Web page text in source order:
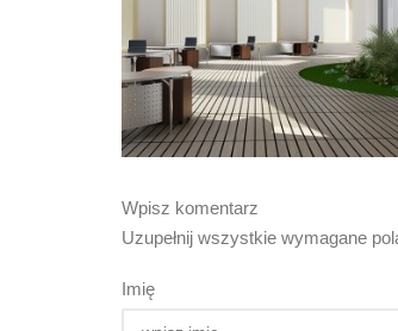
Wpisz komentarz
Uzupełnij wszystkie wymagane
Imię